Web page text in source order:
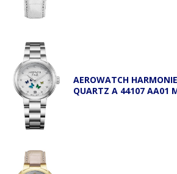
AEROWATCH
QUARTZ A 44107 AA01